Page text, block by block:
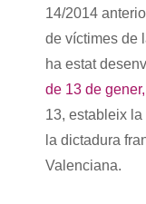
14/2014
de víctimes de
ha estat
de 13 de
13, estableix
la dictadura
Valenciana.